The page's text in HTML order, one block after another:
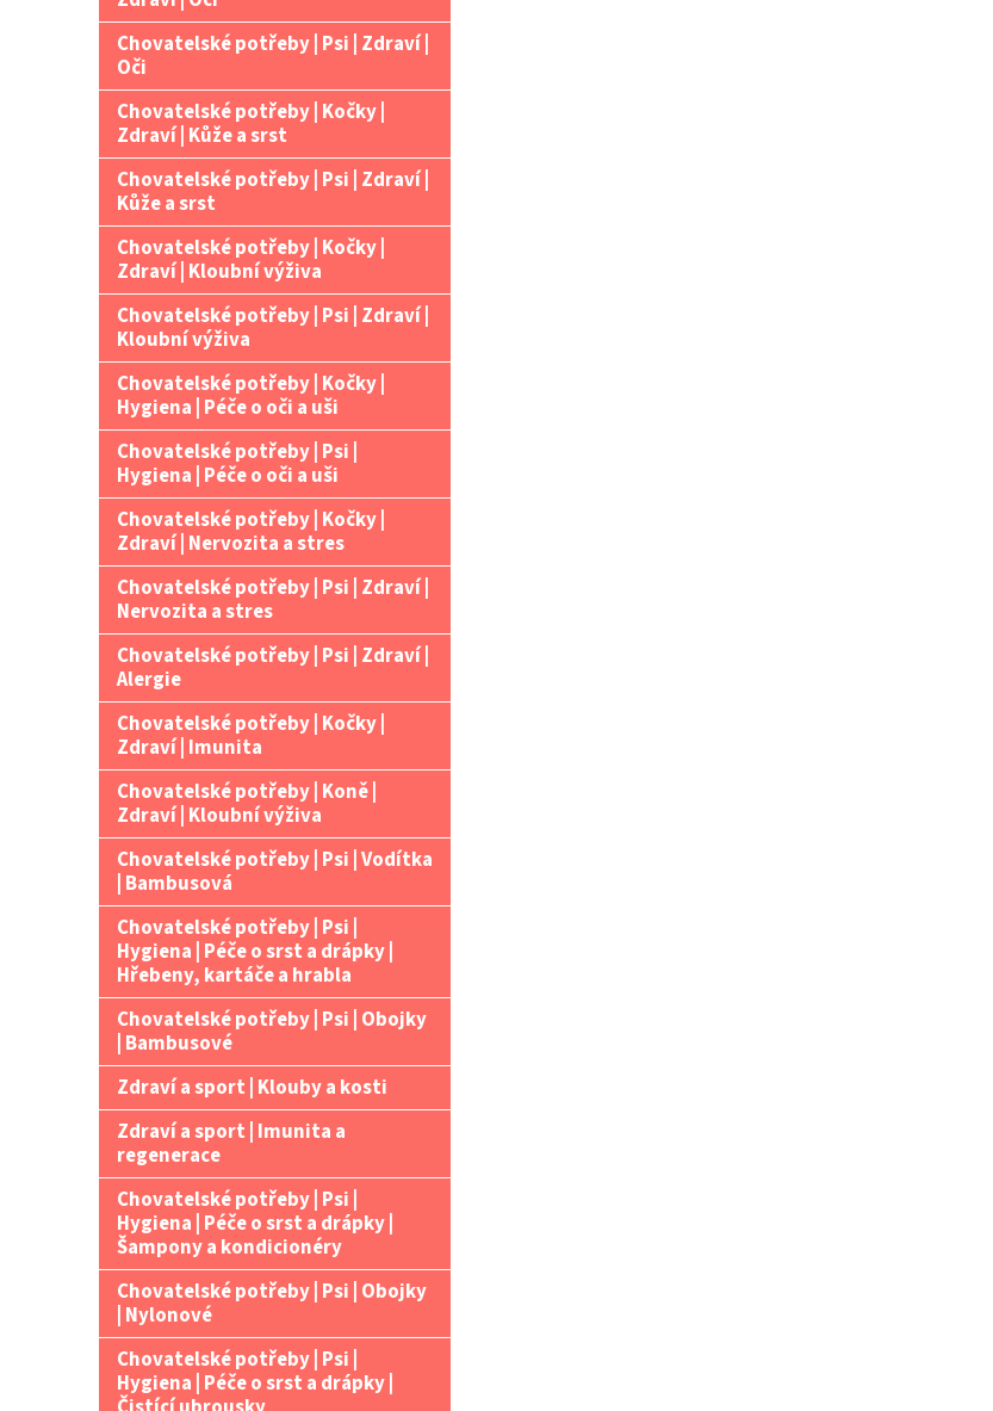
Chovatelské potřeby | Psi | Zdraví |
Oči
Chovatelské potřeby | Kočky |
Zdraví | Kůže a srst
Chovatelské potřeby | Psi | Zdraví |
Kůže a srst
Chovatelské potřeby | Kočky |
Zdraví | Kloubní výživa
Chovatelské potřeby | Psi | Zdraví |
Kloubní výživa
Chovatelské potřeby | Kočky |
Hygiena | Péče o oči a uši
Chovatelské potřeby | Psi |
Hygiena | Péče o oči a uši
Chovatelské potřeby | Kočky |
Zdraví | Nervozita a stres
Chovatelské potřeby | Psi | Zdraví |
Nervozita a stres
Chovatelské potřeby | Psi | Zdraví |
Alergie
Chovatelské potřeby | Kočky |
Zdraví | Imunita
Chovatelské potřeby | Koně |
Zdraví | Kloubní výživa
Chovatelské potřeby | Psi | Vodítka
| Bambusová
Chovatelské potřeby | Psi |
Hygiena | Péče o srst a drápky |
Hřebeny, kartáče a hrabla
Chovatelské potřeby | Psi | Obojky
| Bambusové
Zdraví a sport | Klouby a kosti
Zdraví a sport | Imunita a
regenerace
Chovatelské potřeby | Psi |
Hygiena | Péče o srst a drápky |
Šampony a kondicionéry
Chovatelské potřeby | Psi | Obojky
| Nylonové
Chovatelské potřeby | Psi |
Hygiena | Péče o srst a drápky |